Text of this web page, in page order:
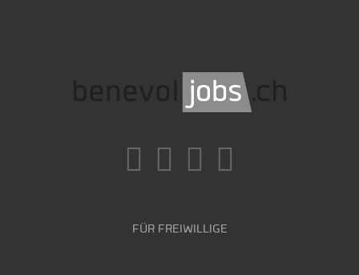
FÜR FREIWILLIGE